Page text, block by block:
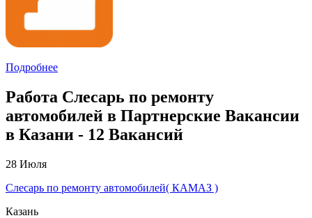
Подробнее
Работа Слесарь по ремонту
автомобилей в Партнерские Вакансии
в Казани - 12 Вакансий
28 Июля
Слесарь по ремонту автомобилей( КАМАЗ )
Казань